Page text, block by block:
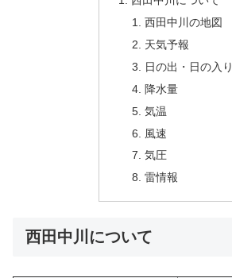
西田中川の地図
天気予報
日の出・日の入り
降水量
気温
風速
気圧
雷情報
西田中川について